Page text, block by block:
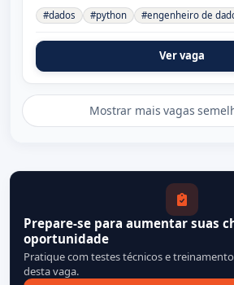
#dados #python #engenheiro de
Ver vaga
Mostrar mais vagas
Prepare-se para aumentar suas
oportunidade
Pratique com testes técnicos e
desta vaga.